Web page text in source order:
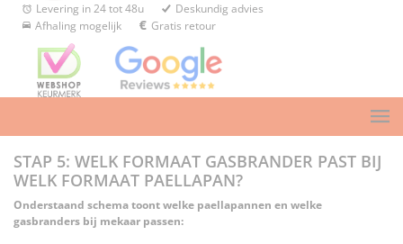
Levering in 24 tot 48u
Deskundig advies
Afhaling mogelijk
Gratis retour
STAP 5: WELK FORMAAT GASBRANDER PAST BIJ
WELK FORMAAT PAELLAPAN?
Onderstaand schema toont welke paellapannen en welke
gasbranders bij mekaar passen: